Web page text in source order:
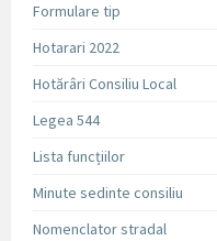
Formulare tip
Hotarari 2022
Hotărâri Consiliu Local
Legea 544
Lista funcțiilor
Minute sedinte consiliu
Nomenclator stradal